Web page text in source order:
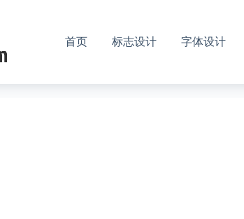
首页 标志设计 字体设计